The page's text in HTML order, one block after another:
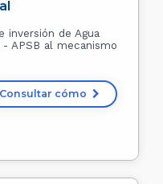
inversión de Agua
APSB al mecanismo
Consultar cómo